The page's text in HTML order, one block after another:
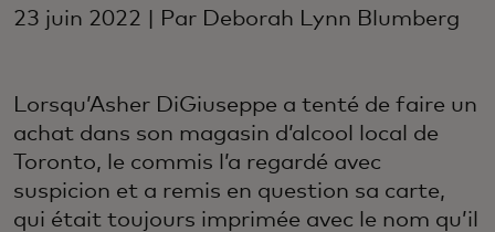
23 juin 2022 | Par Deborah Lynn Blumberg
Lorsqu’Asher DiGiuseppe a tenté de faire un
achat dans son magasin d’alcool local de
Toronto, le commis l’a regardé avec
suspicion et a remis en question sa carte,
qui était toujours imprimée avec le nom qu’il